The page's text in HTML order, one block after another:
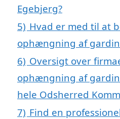
Egebjerg?
5) Hvad er med til at
ophængning af
6) Oversigt over
ophængning af
hele Odsherred
7) Find en